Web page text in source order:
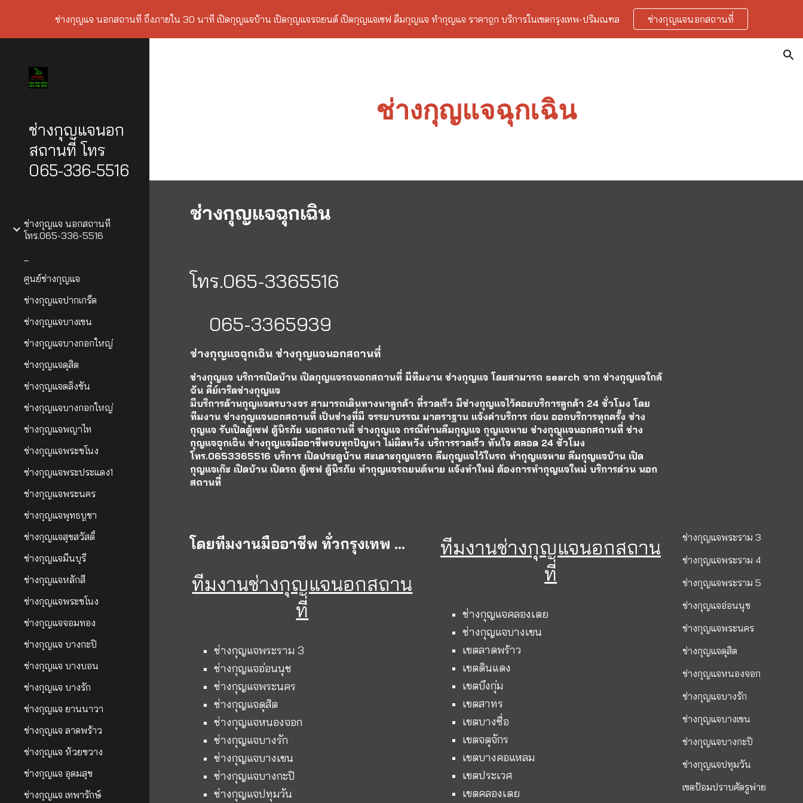
Skip to main content Skip to navigation
ช่างกุญแจ นอกสถานที่ ถึงภายใน 30 นาที เปิดกุญแจบ้าน เปิดกุญแจรถยนต์ เปิดกุญแจเซฟ ลืมกุญแจ ทำกุญแจ ราคาถูก บริการในเขตกรุงเทพ-ปริมณฑล ช่างกุญแจนอกสถานที่
ช่างกุญแจนอก
สถานที่ โทร
065-336-5516
ช่างกุญแจ นอกสถานที่
โทร.065-336-5516
ศูนย์ช่างกุญแจ
ช่างกุญแจปากเกร็ด
ช่างกุญแจบางเขน
ช่างกุญแจบางกอกใหญ่
ช่างกุญแจดุสิต
ช่างกุญแจตลิ่งชัน
ช่างกุญแจบางกอกใหญ่
ช่างกุญแจพญาไท
ช่างกุญแจพระขโนง
ช่างกุญแจพระประแดง1
ช่างกุญแจพระนคร
ช่างกุญแจพุทธบูชา
ช่างกุญแจสุขสวัสดิ์
ช่างกุญแจมีนบุรี
ช่างกุญแจหลักสี่
ช่างกุญแจพระขโนง
ช่างกุญแจจอมทอง
ช่างกุญแจ บางกะปิ
ช่างกุญแจ บางบอน
ช่างกุญแจ บางรัก
ช่างกุญแจ ยานนาวา
ช่างกุญแจ ลาดพร้าว
ช่างกุญแจ ห้วยขวาง
ช่างกุญแจ อุดมสุข
ช่างกุญแจ เทพารักษ์
ช่างกุญแจฉุกเฉิน
ช่างกุญแจฉุกเฉิน
โทร.065-3365516
065-3365939
ช่างกุญแจฉุกเฉิน ช่างกุญแจนอกสถานที่
ช่างกุญแจ บริการเปิดบ้าน เปิดกุญแจรถนอกสถานที่ มีทีมงาน ช่างกุญแจ โดยสามารถ search จาก ช่างกุญแจใกล้
ฉัน คีย์เวริดช่างกุญแจ
มีบริการด้านกุญแจครบวงจร สามารถเดินทางหาลูกค้า ที่รวดเร็ว มีช่างกุญแจไว้คอยบริการลูกค้า 24 ชั่วโมง โดย
ทีมงาน ช่างกุญแจนอกสถานที่ เป็นช่างที่มี จรรยาบรรณ มาตราฐาน แจ้งค่าบริการ ก่อน ออกบริการทุกครั้ง ช่าง
กุญแจ รับเปิดตู้เซฟ ตู้นิรภัย นอกสถานที่ ช่างกุญแจ กรณีท่านลืมกุญแจ กุญแจหาย ช่างกุญแจนอกสถานที่ ช่าง
กุญแจฉุกเฉิน ช่างกุญแจมืออาชีพจบทุกปัญหา ไม่ผิดหวัง บริการรวดเร็ว ทันใจ ตลอด 24 ชั่วโมง
โทร.0653365516 บริการ เปิดประตูบ้าน สะเดาะกุญแจรถ ลืมกุญแจไว้ในรถ ทำกุญแจหาย ลืมกุญแจบ้าน เปิด
กุญแจเก๊ะ เปิดบ้าน เปิดรถ ตู้เซฟ ตู้นิรภัย ทำกุญแจรถยนต์หาย แจ้งทำใหม่ ต้องการทำกุญแจใหม่ บริการด่วน นอก
สถานที่
โดยทีมงานมืออาชีพ ทั่วกรุงเทพ ...
ทีมงานช่างกุญแจนอกสถาน
ที่
ช่างกุญแจพระราม 3
ช่างกุญแจอ่อนนุช
ช่างกุญแจพระนคร
ช่างกุญแจดุสิต
ช่างกุญแจหนองจอก
ช่างกุญแจบางรัก
ช่างกุญแจบางเขน
ช่างกุญแจบางกะปิ
ช่างกุญแจปทุมวัน
ทีมงานช่างกุญแจนอกสถาน
ที่
ช่างกุญแจคลองเตย
ช่างกุญแจบางเขน
เขตลาดพร้าว
เขตดินแดง
เขตบึงกุ่ม
เขตสาทร
เขตบางซื่อ
เขตจตุจักร
เขตบางคอแหลม
เขตประเวศ
เขตคลองเตย
ช่างกุญแจพระราม 3
ช่างกุญแจพระราม 4
ช่างกุญแจพระราม 5
ช่างกุญแจอ่อนนุช
ช่างกุญแจพระนคร
ช่างกุญแจดุสิต
ช่างกุญแจหนองจอก
ช่างกุญแจบางรัก
ช่างกุญแจบางเขน
ช่างกุญแจบางกะปิ
ช่างกุญแจปทุมวัน
เขตป้อมปราบศัตรูพ่าย